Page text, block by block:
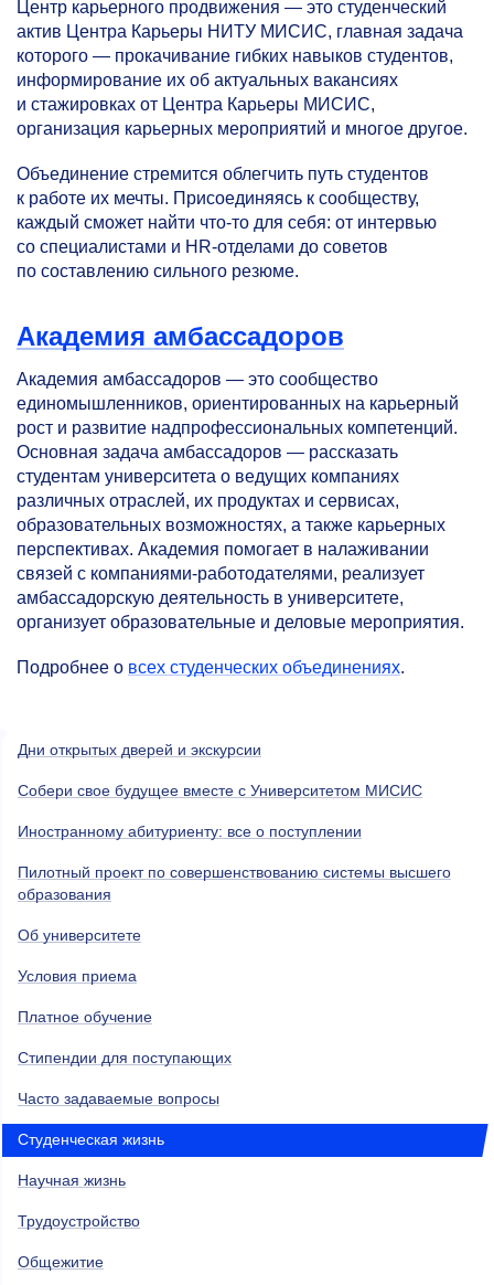
Центр карьерного продвижения — это студенческий
актив Центра Карьеры НИТУ МИСИС, главная задача
которого — прокачивание гибких навыков студентов,
информирование их об актуальных вакансиях
и стажировках от Центра Карьеры МИСИС,
организация карьерных мероприятий и многое другое.
Объединение стремится облегчить путь студентов
к работе их мечты. Присоединяясь к сообществу,
каждый сможет найти что-то для себя: от интервью
со специалистами и HR-отделами до советов
по составлению сильного резюме.
Академия амбассадоров
Академия амбассадоров — это сообщество
единомышленников, ориентированных на карьерный
рост и развитие надпрофессиональных компетенций.
Основная задача амбассадоров — рассказать
студентам университета о ведущих компаниях
различных отраслей, их продуктах и сервисах,
образовательных возможностях, а также карьерных
перспективах. Академия помогает в налаживании
связей с компаниями-работодателями, реализует
амбассадорскую деятельность в университете,
организует образовательные и деловые мероприятия.
Подробнее о всех студенческих объединениях.
Дни открытых дверей и экскурсии
Собери свое будущее вместе с Университетом МИСИС
Иностранному абитуриенту: все о поступлении
Пилотный проект по совершенствованию системы высшего
образования
Об университете
Условия приема
Платное обучение
Стипендии для поступающих
Часто задаваемые вопросы
Студенческая жизнь
Научная жизнь
Трудоустройство
Общежитие